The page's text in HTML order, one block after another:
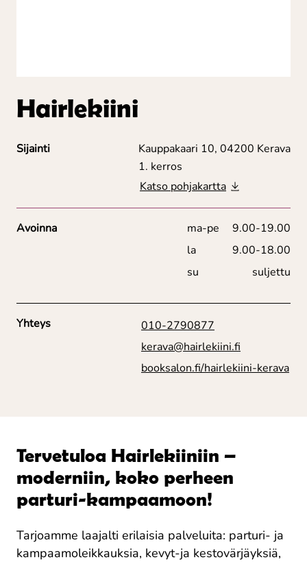
Hairlekiini
Sijainti
Kauppakaari 10, 04200 Kerava
1. kerros
Katso pohjakartta
Avoinna ma-pe
9.00-19.00
la
9.00-18.00
su
suljettu
Yhteys
010-2790877
kerava@hairlekiini.fi
booksalon.fi/hairlekiini-kerava
Tervetuloa Hairlekiiniin –
moderniin, koko perheen
parturi-kampaamoon!
Tarjoamme laajalti erilaisia palveluita: parturi- ja
kampaamoleikkauksia, kevyt-ja kestovärjäyksiä,